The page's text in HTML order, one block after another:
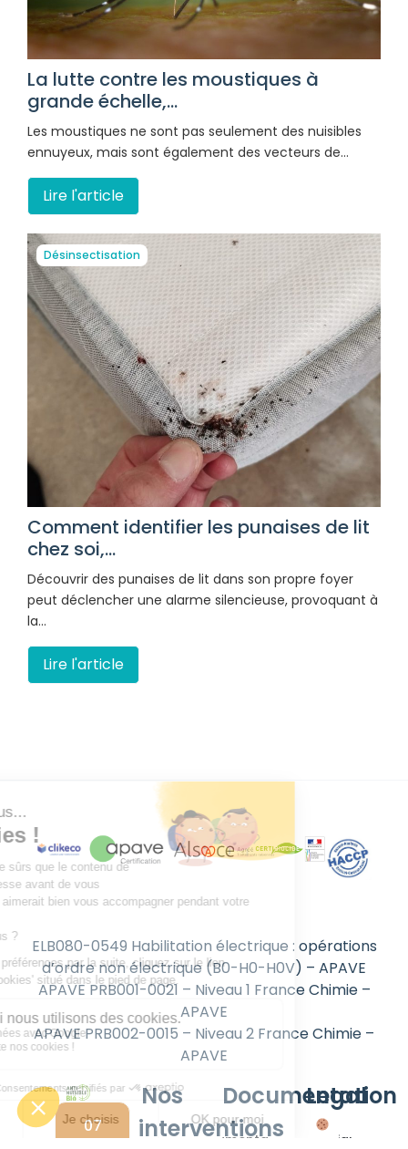
La lutte contre les moustiques à
grande échelle,...
Les moustiques ne sont pas seulement des nuisibles
ennuyeux, mais sont également des vecteurs de…
Lire l'article
Désinsectisation
Comment identifier les punaises de lit
chez soi,...
Découvrir des punaises de lit dans son propre foyer
peut déclencher une alarme silencieuse, provoquant à
la…
Lire l'article
ELB080-0549 Habilitation électrique : opérations
d’ordre non électrique (B0-H0-H0V) – APAVE
APAVE PRB001-0021 – Niveau 1 France Chimie –
APAVE
APAVE PRB002-0015 – Niveau 2 France Chimie –
APAVE
07
Nos
interventions
Documentation
Documentations
Legal
Politique de